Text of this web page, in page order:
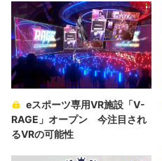
eスポーツ専用VR施設「V-
RAGE」オープン 今注目され
るVRの可能性